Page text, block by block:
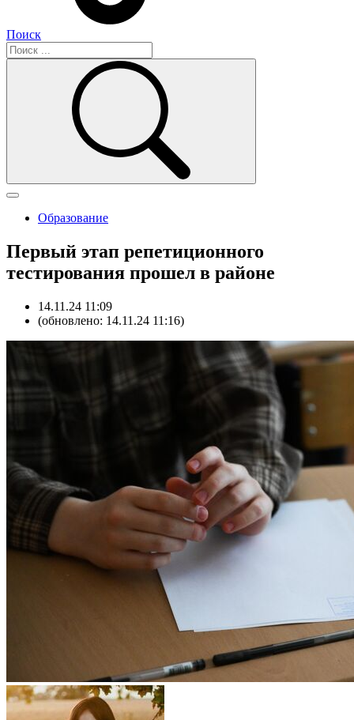
Поиск
Образование
Первый этап репетиционного
тестирования прошел в районе
14.11.24 11:09
(обновлено: 14.11.24 11:16)